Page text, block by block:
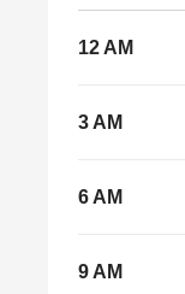
12 AM
3 AM
6 AM
9 AM